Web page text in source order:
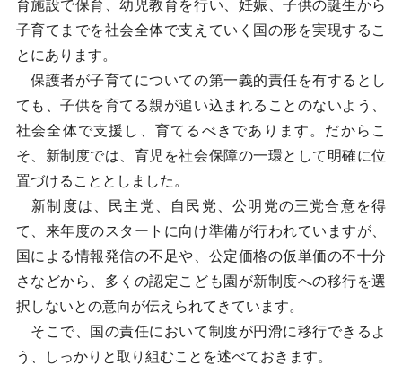
育施設で保育、幼児教育を行い、妊娠、子供の誕生から
子育てまでを社会全体で支えていく国の形を実現するこ
とにあります。
保護者が子育てについての第一義的責任を有するとし
ても、子供を育てる親が追い込まれることのないよう、
社会全体で支援し、育てるべきであります。だからこ
そ、新制度では、育児を社会保障の一環として明確に位
置づけることとしました。
新制度は、民主党、自民党、公明党の三党合意を得
て、来年度のスタートに向け準備が行われていますが、
国による情報発信の不足や、公定価格の仮単価の不十分
さなどから、多くの認定こども園が新制度への移行を選
択しないとの意向が伝えられてきています。
そこで、国の責任において制度が円滑に移行できるよ
う、しっかりと取り組むことを述べておきます。